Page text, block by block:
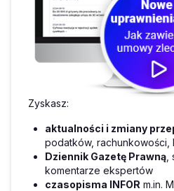
Zyskasz:
aktualności i zmiany
podatków, rachunkowości,
Dziennik Gazetę Prawną
komentarze ekspertów
czasopisma INFOR m.in.